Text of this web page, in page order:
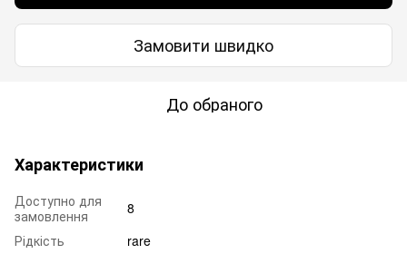
Замовити швидко
До обраного
Характеристики
Доступно для
замовлення
8
Рідкість
rare